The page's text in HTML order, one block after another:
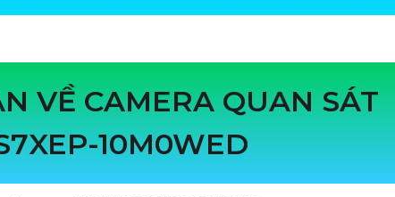
VỀ CAMERA QUAN SÁT
10M0WED